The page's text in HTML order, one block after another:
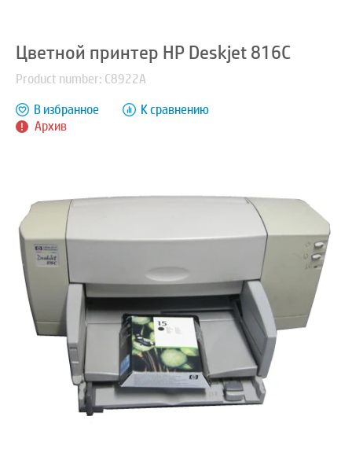
Цветной принтер HP Deskjet 816C
Product number: C8922A
Архив
В избранное К сравнению